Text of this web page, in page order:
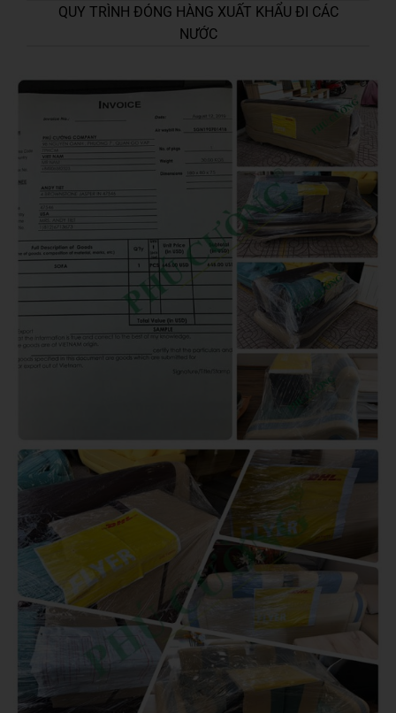
QUY TRÌNH ĐÓNG HÀNG XUẤT KHẨU ĐI CÁC
NƯỚC